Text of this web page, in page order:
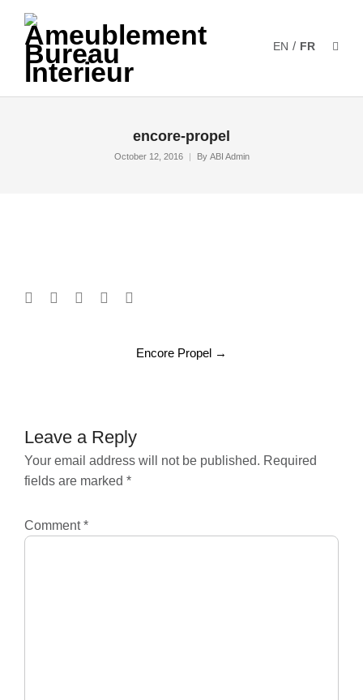
EN / FR
encore-propel
October 12, 2016 By ABI Admin
Encore Propel →
Leave a Reply
Your email address will not be published. Required
fields are marked *
Comment*